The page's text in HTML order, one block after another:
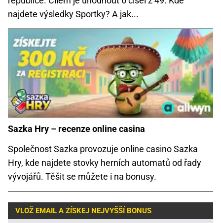
najdete výsledky Sportky? A jak...
Sazka Hry – recenze online casina
Společnost Sazka provozuje online casino Sazka
Hry, kde najdete stovky herních automatů od řady
vývojářů. Těšit se můžete i na bonusy.
VLOŽ EMAIL A ZÍSKEJ NEJVYŠŠÍ BONUS